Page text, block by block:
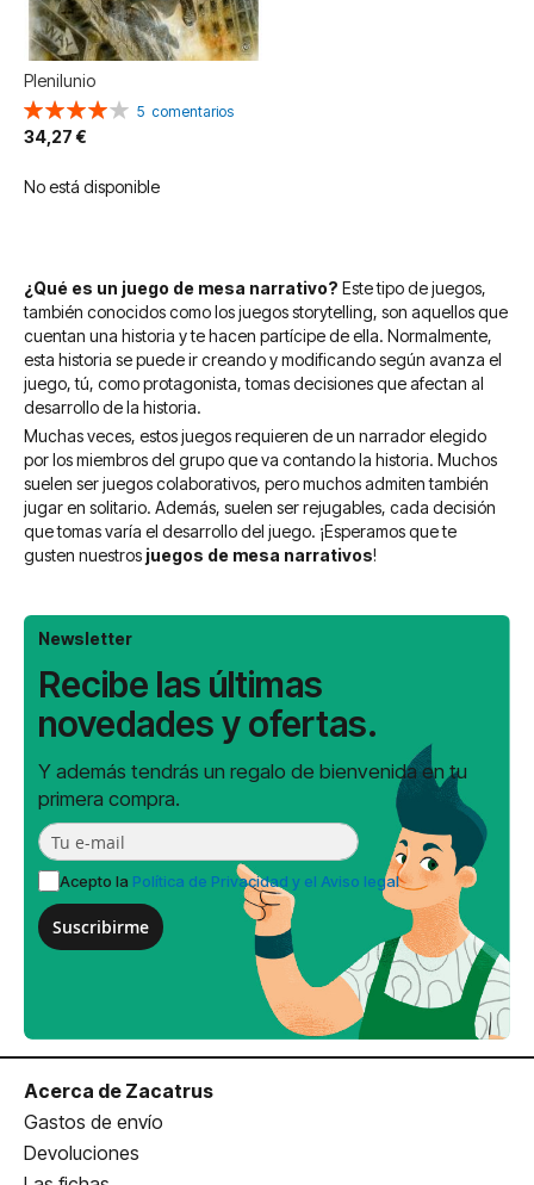
Plenilunio
Valoración:
80%
5 comentarios
34,27 €
No está disponible
¿Qué es un juego de mesa narrativo? Este tipo de juegos,
también conocidos como los juegos storytelling, son aquellos que
cuentan una historia y te hacen partícipe de ella. Normalmente,
esta historia se puede ir creando y modificando según avanza el
juego, tú, como protagonista, tomas decisiones que afectan al
desarrollo de la historia.
Muchas veces, estos juegos requieren de un narrador elegido
por los miembros del grupo que va contando la historia. Muchos
suelen ser juegos colaborativos, pero muchos admiten también
jugar en solitario. Además, suelen ser rejugables, cada decisión
que tomas varía el desarrollo del juego. ¡Esperamos que te
gusten nuestros juegos de mesa narrativos!
Newsletter
Recibe las últimas
novedades y ofertas.
Y además tendrás un regalo de bienvenida en tu
primera compra.
Acepto la Política de Privacidad y el Aviso legal
Suscribirme
Acerca de Zacatrus
Gastos de envío
Devoluciones